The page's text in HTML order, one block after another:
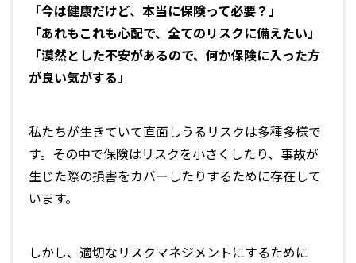
「今は健康だけど、本当に保険って必要？」
「あれもこれも心配で、全てのリスクに備えたい」
「漠然とした不安があるので、何か保険に入った方
が良い気がする」
私たちが生きていて直面しうるリスクは多種多様で
す。その中で保険はリスクを小さくしたり、事故が
生じた際の損害をカバーしたりするために存在して
います。
しかし、適切なリスクマネジメントにするために